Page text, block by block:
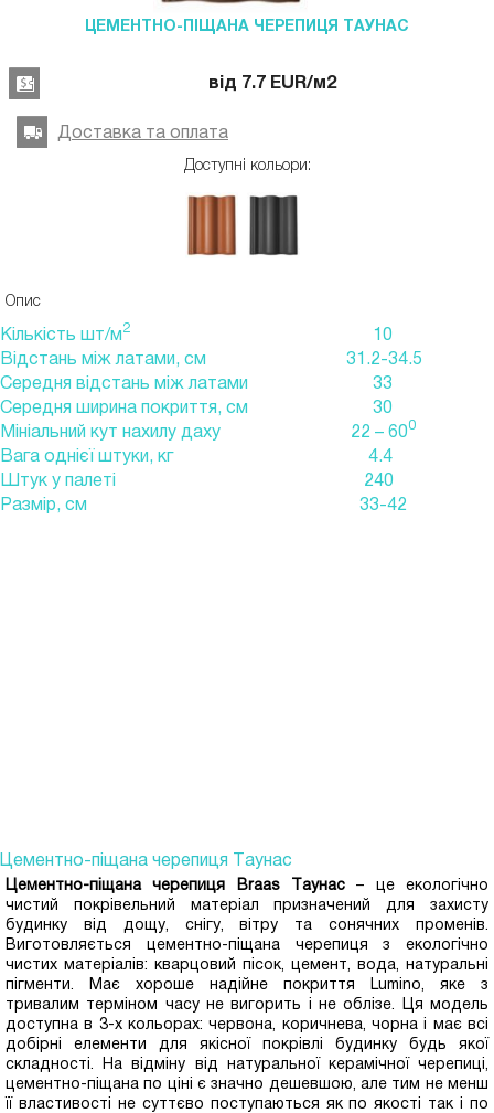
ЦЕМЕНТНО-ПІЩАНА ЧЕРЕПИЦЯ ТАУНАС
від 7.7 EUR/м2
Доставка та оплата
Доступні кольори:
Опис
Кількість шт/м2
10
Відстань між латами, см
31.2-34.5
Середня відстань між латами
33
Середня ширина покриття, см
30
Мініальний кут нахилу даху
22 – 600
Вага однієї штуки, кг
4.4
Штук у палеті
240
Размір, см
33-42
Цементно-піщана черепиця Таунас
Цементно-піщана черепиця Braas Таунас – це екологічно
чистий покрівельний матеріал призначений для захисту
будинку від дощу, снігу, вітру та сонячних променів.
Виготовляється цементно-піщана черепиця з екологічно
чистих матеріалів: кварцовий пісок, цемент, вода, натуральні
пігменти. Має хороше надійне покриття Lumino, яке з
тривалим терміном часу не вигорить і не облізе. Ця модель
доступна в 3-х кольорах: червона, коричнева, чорна і має всі
добірні елементи для якісної покрівлі будинку будь якої
складності. На відміну від натуральної керамічної черепиці,
цементно-піщана по ціні є значно дешевшою, але тим не менш
її властивості не суттєво поступаються як по якості так і по